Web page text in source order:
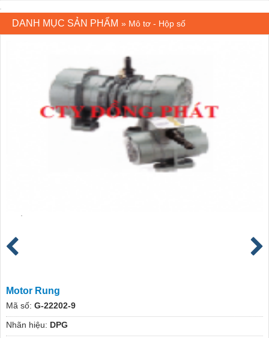
DANH MỤC SẢN PHẨM » Mô tơ - Hộp số
Motor Rung
Mã số: G-22202-9
Nhãn hiệu: DPG